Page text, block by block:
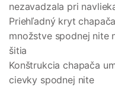
nezavadzala pri
Priehľadný kryt
množstve spodnej nite
šitia
Konštrukcia chapača
cievky spodnej nite